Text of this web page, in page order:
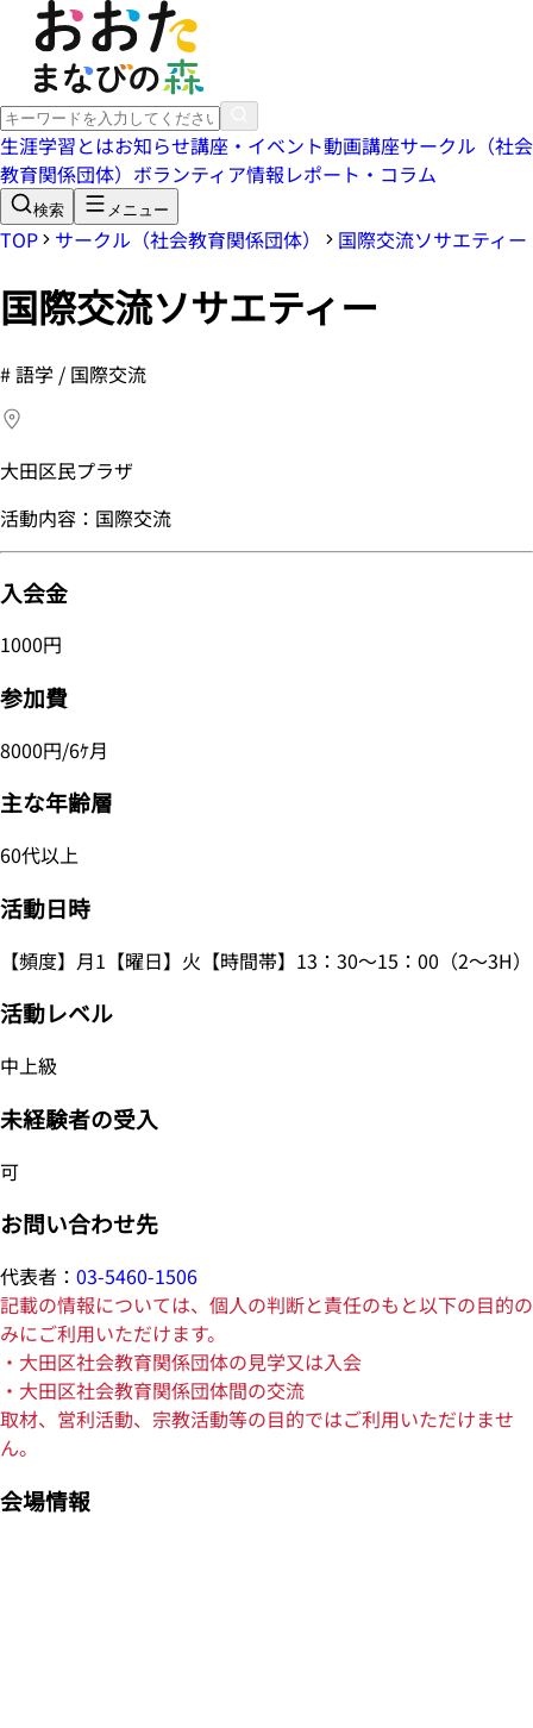
生涯学習とはお知らせ講座・イベント動画講座サークル（社会
教育関係団体） ボランティア情報レポート・コラム
検索 メニュー
TOP サークル（社会教育関係団体） 国際交流ソサエティー
国際交流ソサエティー
#語学 / 国際交流
大田区民プラザ
活動内容：国際交流
入会金
1000円
参加費
8000円/6ｹ月
主な年齢層
60代以上
活動日時
【頻度】月1【曜日】火【時間帯】13：30～15：00（2～3H）
活動レベル
中上級
未経験者の受入
可
お問い合わせ先
代表者： 03-5460-1506
記載の情報については、個人の判断と責任のもと以下の目的の
みにご利用いただけます。
・大田区社会教育関係団体の見学又は入会
・大田区社会教育関係団体間の交流
取材、営利活動、宗教活動等の目的ではご利用いただけませ
ん。
会場情報